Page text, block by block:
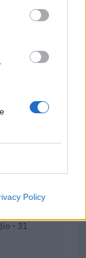
Policy
industriale
degli
in aree
- 31
- 31